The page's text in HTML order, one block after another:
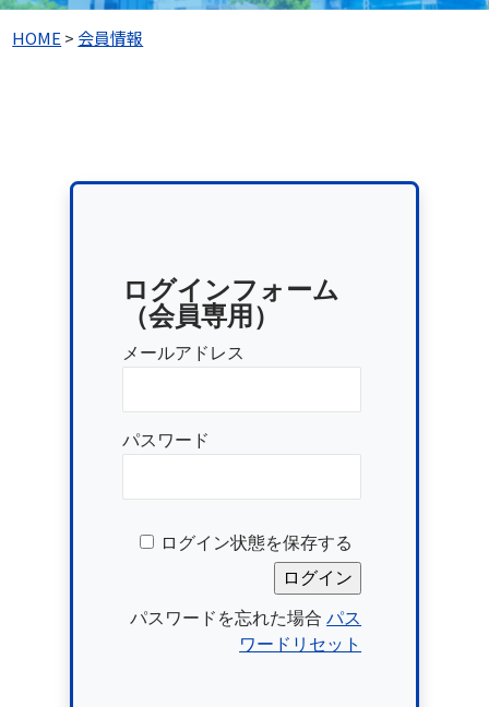
HOME > 会員情報
ログインフォーム
（会員専用）
メールアドレス
パスワード
ログイン状態を保存する
パスワードを忘れた場合パス
ワードリセット